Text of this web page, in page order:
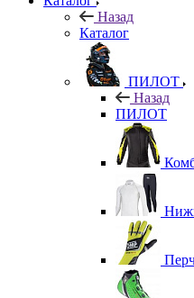
Назад
Каталог
ПИЛОТ
Назад
ПИЛОТ